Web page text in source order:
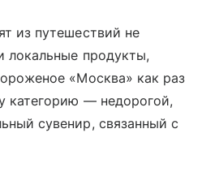
из путешествий не
локальные продукты,
«Москва» как раз
категорию — недорогой,
сувенир, связанный с